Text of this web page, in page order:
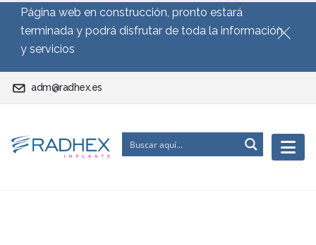
Página web en construcción, pronto estará
terminada y podrá disfrutar de toda la información
y servicios
adm@radhex.es